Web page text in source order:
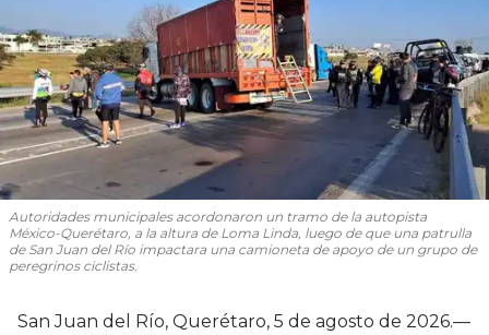
Autoridades municipales acordonaron un tramo de la autopista
México-Querétaro, a la altura de Loma Linda, luego de que una patrulla
de San Juan del Río impactara una camioneta de apoyo de un grupo de
peregrinos ciclistas.
San Juan del Río, Querétaro, 5 de agosto de 2026.—